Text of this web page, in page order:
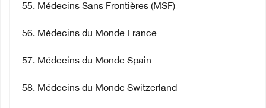
55. Médecins Sans Frontières (MSF)
56. Médecins du Monde France
57. Médecins du Monde Spain
58. Médecins du Monde Switzerland